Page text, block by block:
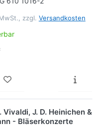
zzgl. Versandkosten
Vivaldi, J. D. Heinichen &
- Bläserkonzerte